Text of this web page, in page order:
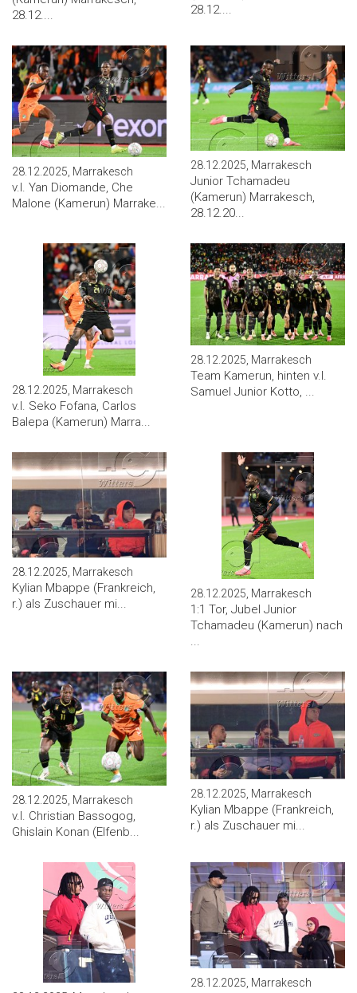
28.12....
28.12....
28.12.2025, Marrakesch
v.l. Yan Diomande, Che
Malone (Kamerun) Marrake...
28.12.2025, Marrakesch
Junior Tchamadeu
(Kamerun) Marrakesch,
28.12.20...
28.12.2025, Marrakesch
v.l. Seko Fofana, Carlos
Balepa (Kamerun) Marra...
28.12.2025, Marrakesch
Team Kamerun, hinten v.l.
Samuel Junior Kotto, ...
28.12.2025, Marrakesch
Kylian Mbappe (Frankreich,
r.) als Zuschauer mi...
28.12.2025, Marrakesch
1:1 Tor, Jubel Junior
Tchamadeu (Kamerun) nach
...
28.12.2025, Marrakesch
v.l. Christian Bassogog,
Ghislain Konan (Elfenb...
28.12.2025, Marrakesch
Kylian Mbappe (Frankreich,
r.) als Zuschauer mi...
28.12.2025, Marrakesch